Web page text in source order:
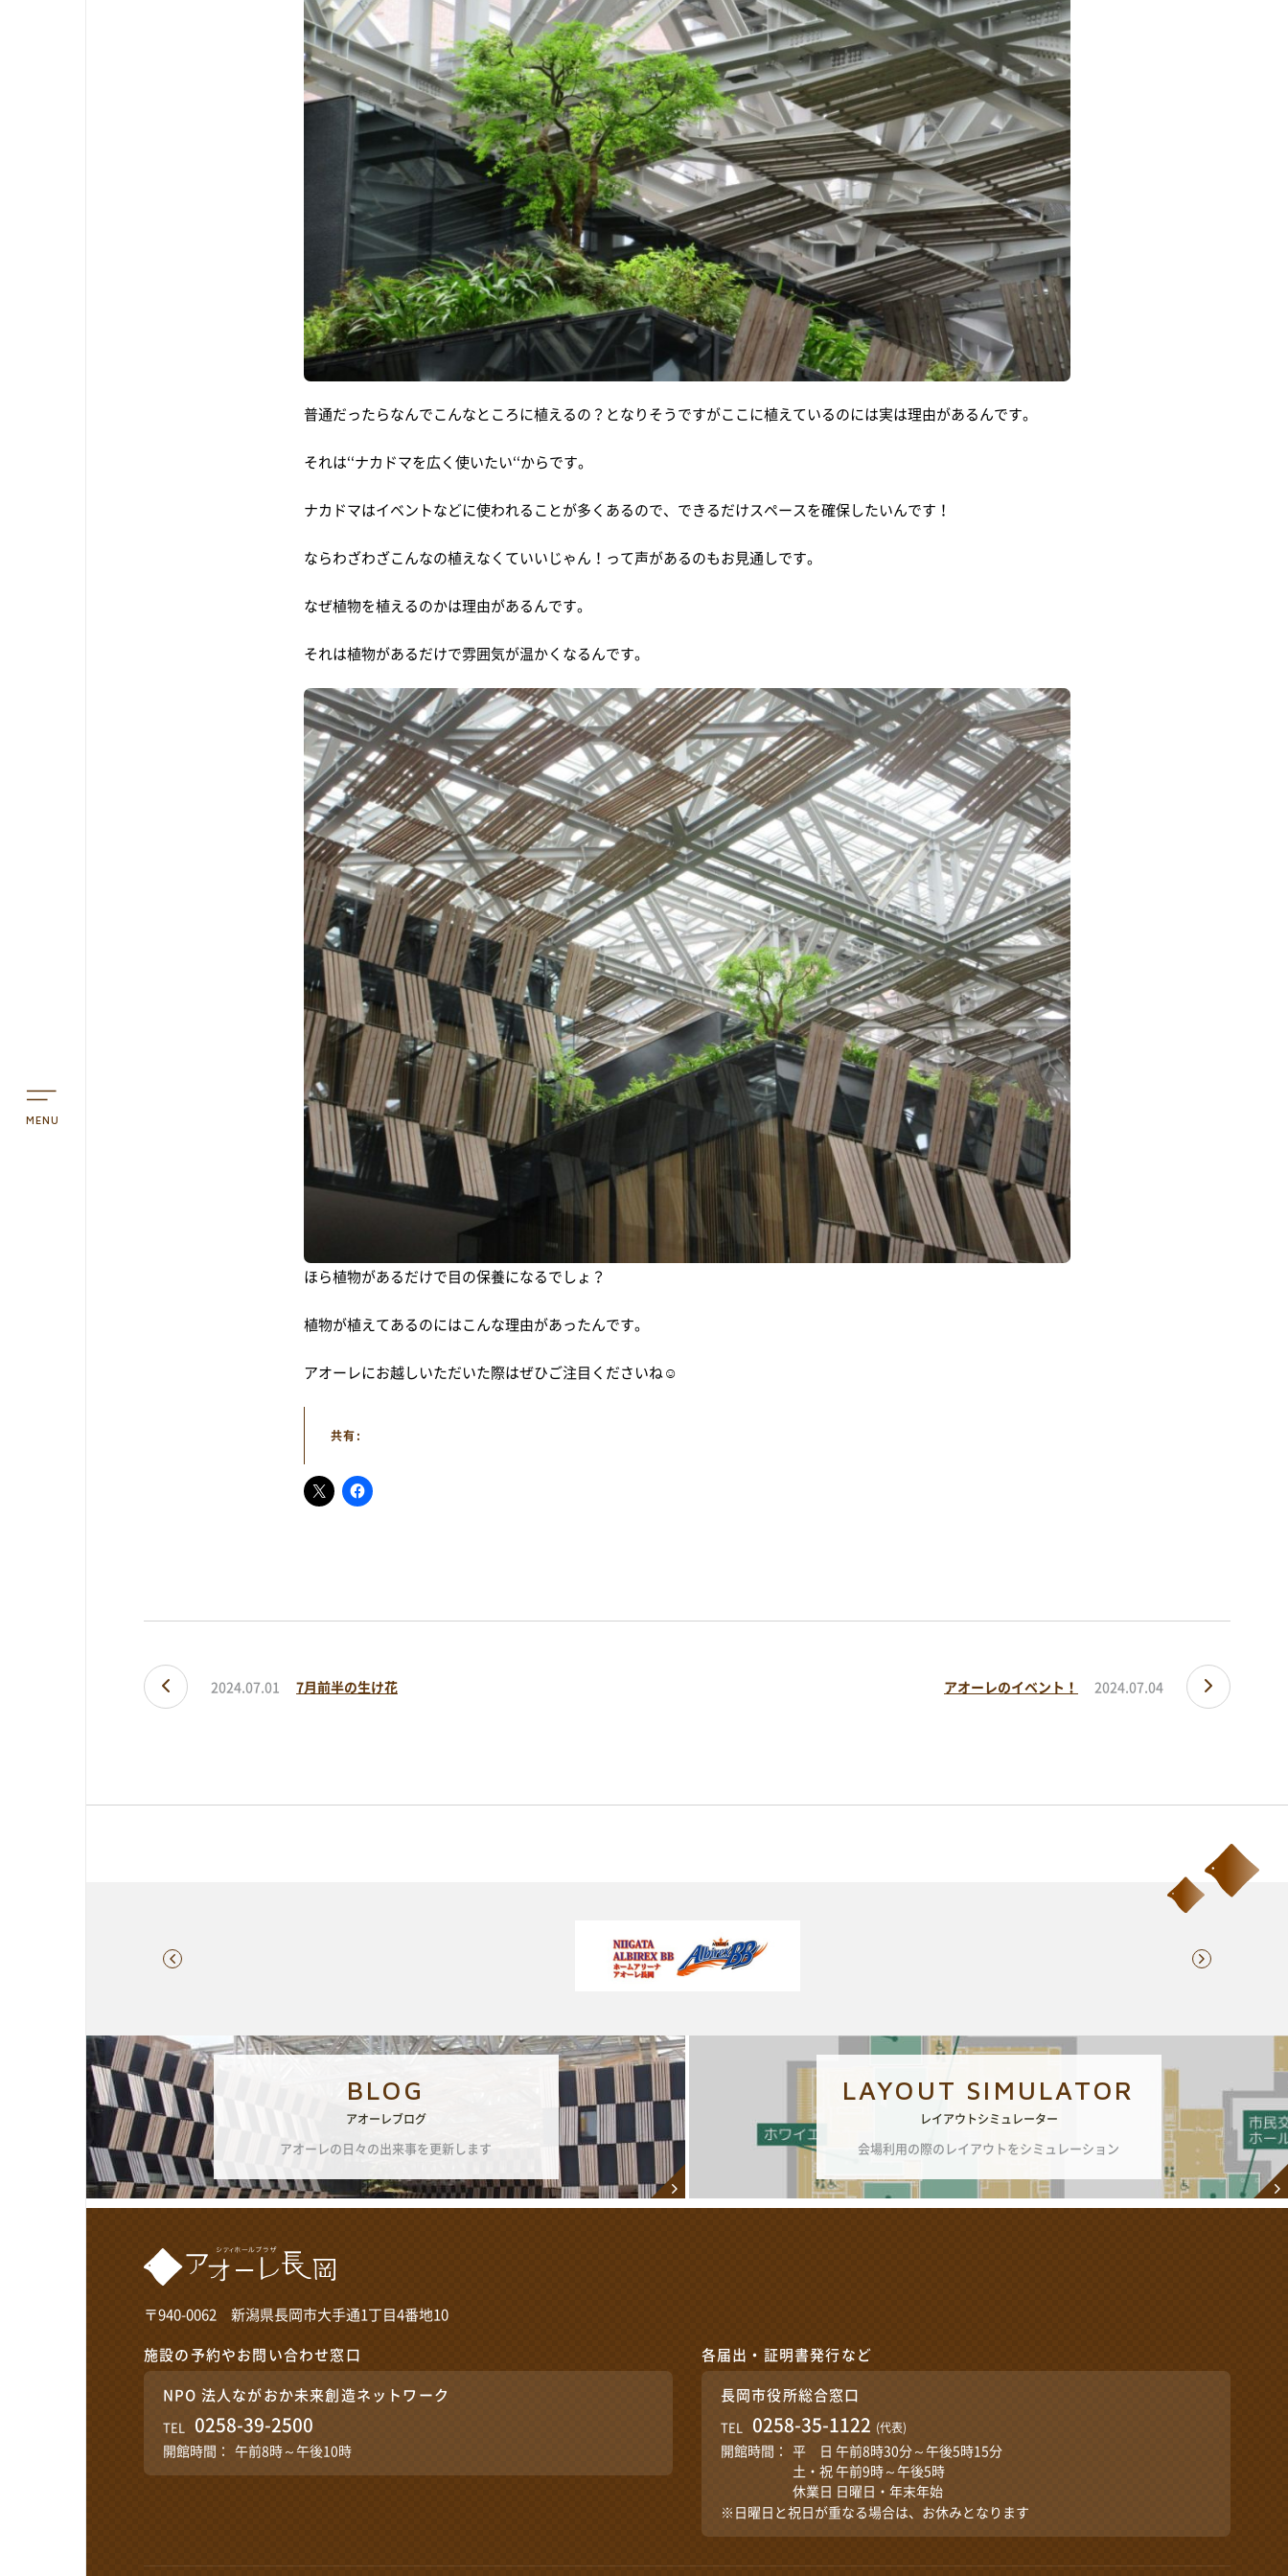
普通だったらなんでこんなところに植えるの？となりそうですがここに植えているのには実は理由があるんです。
それは‘‘ナカドマを広く使いたい‘‘からです。
ナカドマはイベントなどに使われることが多くあるので、できるだけスペースを確保したいんです！
ならわざわざこんなの植えなくていいじゃん！って声があるのもお見通しです。
なぜ植物を植えるのかは理由があるんです。
それは植物があるだけで雰囲気が温かくなるんです。
ほら植物があるだけで目の保養になるでしょ？
植物が植えてあるのにはこんな理由があったんです。
アオーレにお越しいただいた際はぜひご注目くださいね☺
共有:
2024.07.01 7月前半の生け花 アオーレのイベント！ 2024.07.04
BLOG
アオーレブログ
アオーレの日々の出来事を更新します
LAYOUT SIMULATOR
レイアウトシミュレーター
会場利用の際のレイアウトをシミュレーション
〒940-0062 新潟県長岡市大手通1丁目4番地10
施設の予約やお問い合わせ窓口
NPO 法人ながおか未来創造ネットワーク
TEL 0258-39-2500
開館時間： 午前8時～午後10時
各届出・証明書発行など
長岡市役所総合窓口
TEL 0258-35-1122 (代表)
開館時間：
平 日 午前8時30分～午後5時15分
土・祝 午前9時～午後5時
休業日 日曜日・年末年始
※日曜日と祝日が重なる場合は、お休みとなります
MENU
アオーレって？
イベント情報
イベントカレンダー
体験・教室
講演会・式典
音楽
文化・芸術
スポーツ・健康
買い物・グルメ
地域情報・相談
新着情報
すべてのお知らせ
重要なお知らせ
お知らせ
イベント
アオーレBLOG
電子ブック
視察・見学
視察ポイント
視察・見学の申し込み
ご意見・お問い合わせ
レイアウトシミュレーター
会場利用の際のレイアウトシミュレーションに便利